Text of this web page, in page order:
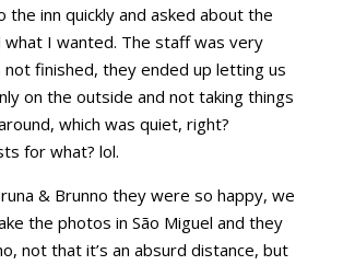
inn quickly and asked about the
what I wanted. The staff was very
not finished, they ended up letting us
on the outside and not taking things
which was quiet, right?
for what? lol.
& Brunno they were so happy, we
the photos in São Miguel and they
not that it’s an absurd distance, but